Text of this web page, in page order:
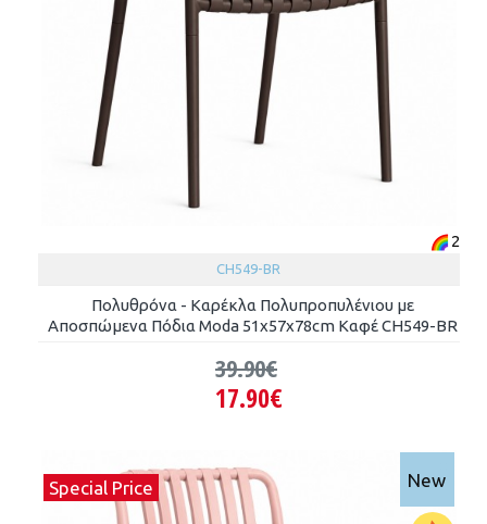
2
CH549-BR
Πολυθρόνα - Καρέκλα Πολυπροπυλένιου με
Αποσπώμενα Πόδια Moda 51x57x78cm Καφέ CH549-BR
17.90€
39.90€
Special Price New